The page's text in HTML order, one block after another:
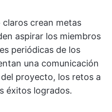
crean metas
aspirar los miembros
periódicas de los
una comunicación
proyecto, los retos a
éxitos logrados.